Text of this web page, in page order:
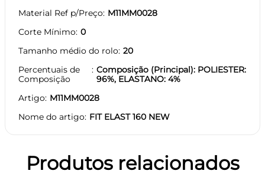
Material Ref p/Preço M11MM0028
Corte Mínimo 0
Tamanho médio do rolo 20
Percentuais de
Composição
Composição (Principal): POLIESTER:
96%, ELASTANO: 4%
Artigo M11MM0028
Nome do artigo FIT ELAST 160 NEW
Produtos relacionados